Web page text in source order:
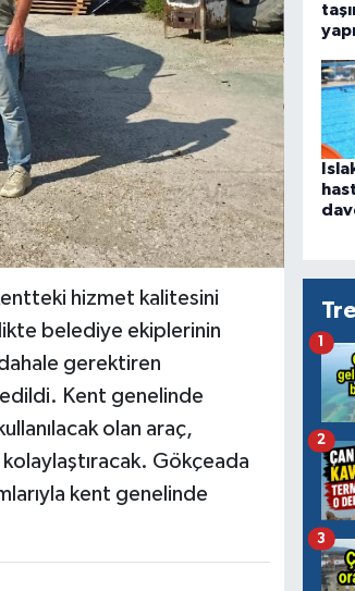
hizmet kalitesini
belediye ekiplerinin
gerektiren
edildi. Kent genelinde
olan araç,
Gökçeada
kent genelinde
1
2
3